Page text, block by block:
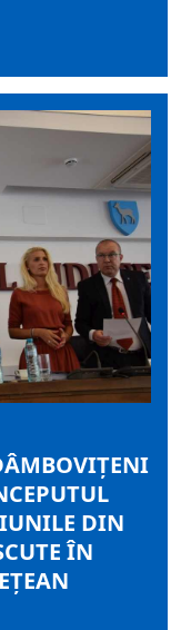
DIN
ÎN